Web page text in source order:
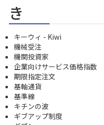
き
キーウィ - Kiwi
機械受注
機関投資家
企業向けサービス価格指数
期限指定注文
基軸通貨
基準線
キチンの波
ギブアップ制度